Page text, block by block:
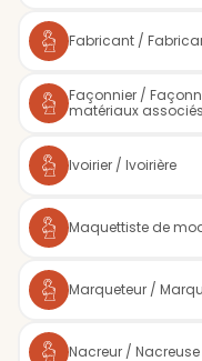
Fabricant /
Façonnier /
matériaux associés
Ivoirier / Ivoirière
Maquettiste de
Marqueteur /
Nacreur / Nacreuse